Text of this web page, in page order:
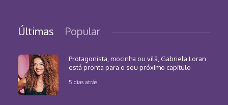
Últimas Popular
Protagonista, mocinha ou vilã, Gabriela Loran
está pronta para o seu próximo capítulo
5 dias atrás